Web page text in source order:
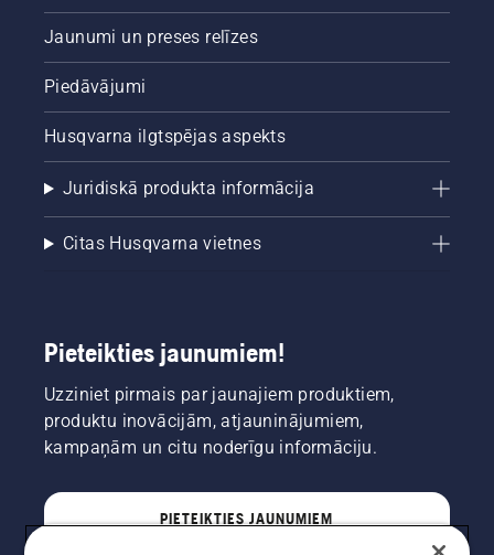
Jaunumi un preses relīzes
Piedāvājumi
Husqvarna ilgtspējas aspekts
Juridiskā produkta informācija
Citas Husqvarna vietnes
Pieteikties jaunumiem!
Uzziniet pirmais par jaunajiem produktiem,
produktu inovācijām, atjauninājumiem,
kampaņām un citu noderīgu informāciju.
PIETEIKTIES JAUNUMIEM